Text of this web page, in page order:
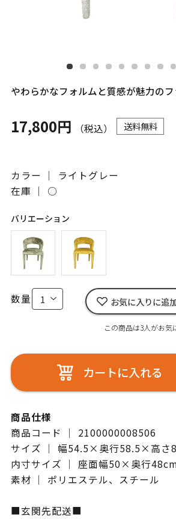
やわらかなフォルムと質感が魅力の
17,800円 （税込） 送料無料
カラー ｜ ライトグレー
在庫 ｜ ○
バリエーション
数量 お気に入りに追
この商品は3人がお気
カートに入れる
商品仕様
商品コード ｜ 2100000008506
サイズ ｜ 幅54.5×奥行58.5×高さ
内寸サイズ ｜ 座面幅50×奥行
素材 ｜ ポリエステル、スチール
■玄関先配送■